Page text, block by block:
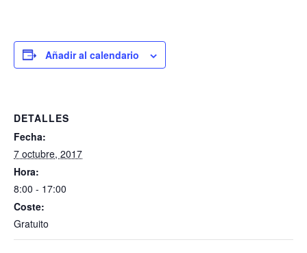
Añadir al calendario
DETALLES
Fecha:
7 octubre, 2017
Hora:
8:00 - 17:00
Coste:
Gratuito